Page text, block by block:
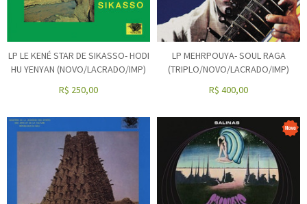
LP LE KENÉ STAR DE SIKASSO- HODI
HU YENYAN (NOVO/LACRADO/IMP)
R$ 250,00
LP MEHRPOUYA- SOUL RAGA
(TRIPLO/NOVO/LACRADO/IMP)
R$ 400,00